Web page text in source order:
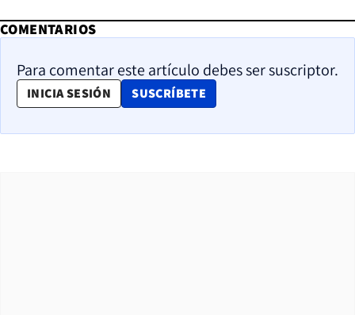
COMENTARIOS
Para comentar este artículo debes ser suscriptor.
INICIA SESIÓN SUSCRÍBETE
OPENS IN NEW WINDOW